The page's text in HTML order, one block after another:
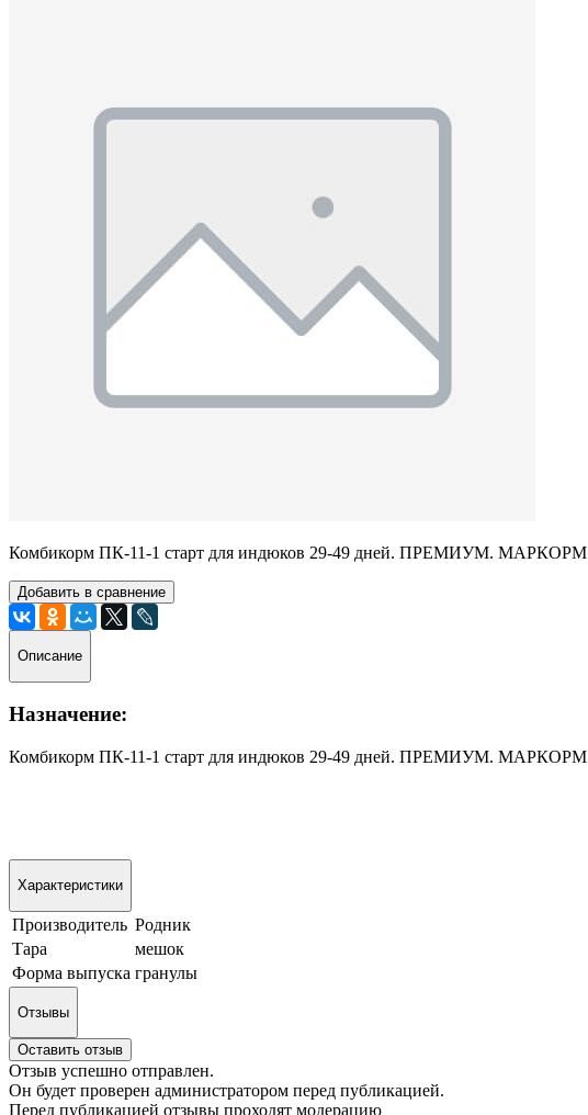
Комбикорм ПК-11-1 старт для индюков 29-49 дней. ПРЕМИУМ. МАРКОРМ
Добавить в сравнение
Описание
Назначение:
Комбикорм ПК-11-1 старт для индюков 29-49 дней. ПРЕМИУМ. МАРКОРМ
Характеристики
Производитель Родник
Тара
мешок
Форма выпуска гранулы
Отзывы
Оставить отзыв
Отзыв успешно отправлен.
Он будет проверен администратором перед публикацией.
Перед публикацией отзывы проходят модерацию